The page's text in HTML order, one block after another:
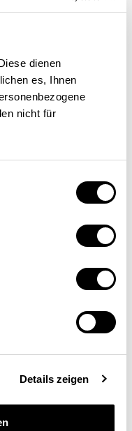
dienen
es, Ihnen
nicht für
Details zeigen
in